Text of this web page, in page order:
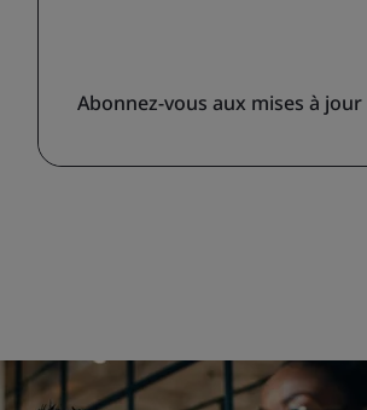
Abonnez-vous aux mises à jour